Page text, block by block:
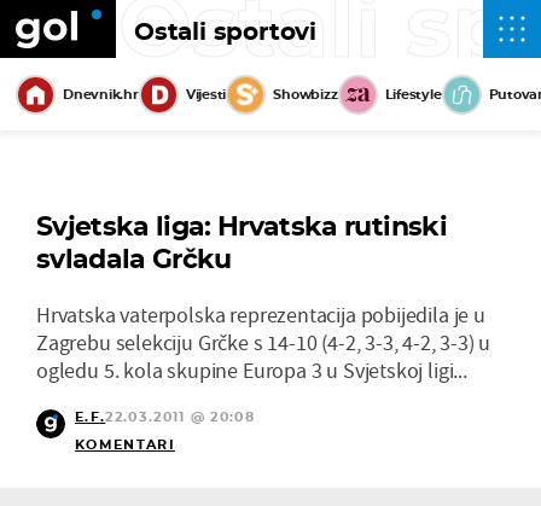
Ostali sportovi
Ostali
Dnevnik.hr Vijesti Showbizz Lifestyle
Svjetska liga: Hrvatska rutinski
svladala Grčku
Hrvatska vaterpolska reprezentacija pobijedila je u
Zagrebu selekciju Grčke s 14-10 (4-2, 3-3, 4-2, 3-3) u
ogledu 5. kola skupine Europa 3 u Svjetskoj ligi...
E.F.22.03.2011 @ 20:08
KOMENTARI